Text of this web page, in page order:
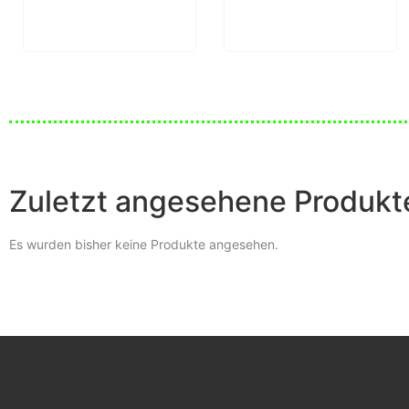
Zuletzt angesehene
Es wurden bisher keine Produkte angesehen.